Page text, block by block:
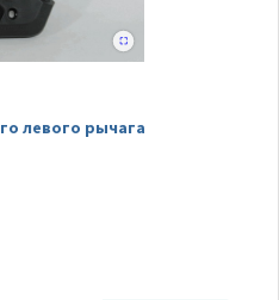
левого рычага